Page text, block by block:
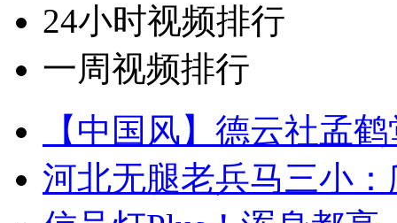
24小时视频排行
一周视频排行
【中国风】德云社孟
河北无腿老兵马三小